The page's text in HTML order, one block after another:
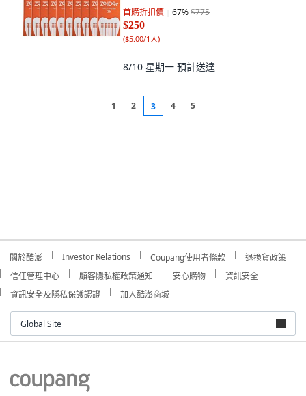
首購折扣價 67%$775
$250
($5.00/1入)
8/10 星期一 預計送達
1 2 3 4 5
關於酷澎 Investor Relations Coupang使用者條款
退換貨政策
信任管理中心
顧客隱私權政策通知 安心購物
資訊安全
資訊安全及隱私保護認證
加入酷澎商城
Global Site